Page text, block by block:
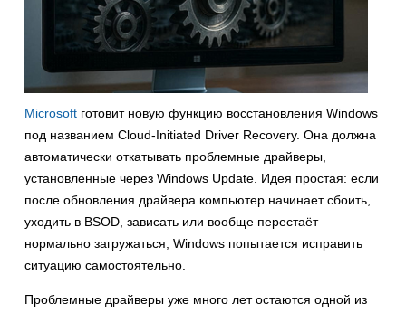
Microsoft готовит новую функцию восстановления Windows
под названием Cloud-Initiated Driver Recovery. Она должна
автоматически откатывать проблемные драйверы,
установленные через Windows Update. Идея простая: если
после обновления драйвера компьютер начинает сбоить,
уходить в BSOD, зависать или вообще перестаёт
нормально загружаться, Windows попытается исправить
ситуацию самостоятельно.
Проблемные драйверы уже много лет остаются одной из